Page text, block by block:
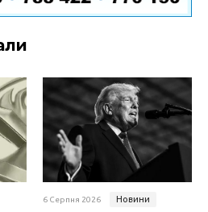
6 Серпня 2026 Новини